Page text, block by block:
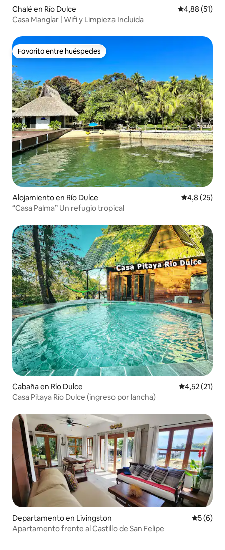
Chalé en Río Dulce Calificación
4,88 (51)
Casa Manglar | Wifi y Limpieza Incluida
Favorito entre huéspedes
Favorito entre huéspedes
Alojamiento en Río Dulce Calificación
4,8 (25)
“Casa Palma” Un refugio tropical
Cabaña en Río Dulce Calificación
4,52 (21)
Casa Pitaya Río Dulce (ingreso por lancha)
Departamento en Livingston
5 (6)
Apartamento frente al Castillo de San Felipe